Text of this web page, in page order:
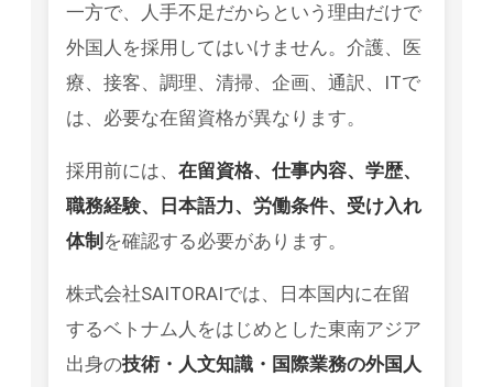
一方で、人手不足だからという理由だけで
外国人を採用してはいけません。介護、医
療、接客、調理、清掃、企画、通訳、ITで
は、必要な在留資格が異なります。
採用前には、 在留資格、仕事内容、学歴、
職務経験、日本語力、労働条件、受け入れ
体制 を確認する必要があります。
株式会社SAITORAIでは、日本国内に在留
するベトナム人をはじめとした東南アジア
出身の技術・人文知識・国際業務の外国人